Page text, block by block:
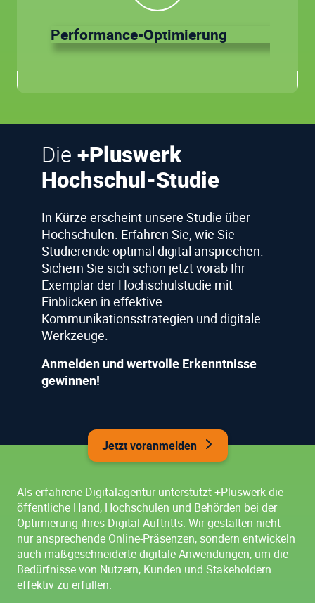
Performance-Optimierung
Die+Pluswerk
Hochschul-Studie
In Kürze erscheint unsere Studie über
Hochschulen. Erfahren Sie, wie Sie
Studierende optimal digital ansprechen.
Sichern Sie sich schon jetzt vorab Ihr
Exemplar der Hochschulstudie mit
Einblicken in effektive
Kommunikationsstrategien und digitale
Werkzeuge.
Anmelden und wertvolle Erkenntnisse
gewinnen!
Jetzt voranmelden
Als erfahrene Digitalagentur unterstützt +Pluswerk die
öffentliche Hand, Hochschulen und Behörden bei der
Optimierung ihres Digital-Auftritts. Wir gestalten nicht
nur ansprechende Online-Präsenzen, sondern entwickeln
auch maßgeschneiderte digitale Anwendungen, um die
Bedürfnisse von Nutzern, Kunden und Stakeholdern
effektiv zu erfüllen.